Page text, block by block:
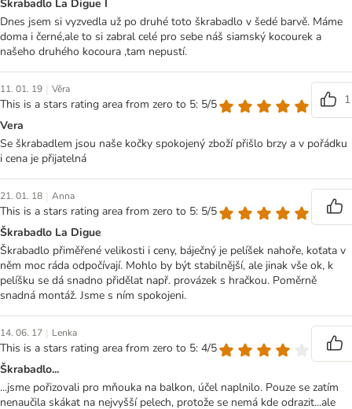
Škrabadlo La Digue I
Dnes jsem si vyzvedla už po druhé toto škrabadlo v šedé barvě. Máme
doma i černé,ale to si zabral celé pro sebe náš siamský kocourek a
našeho druhého kocoura ,tam nepustí.
11. 01. 19 | Věra
This is a stars rating area from zero to 5: 5/5
1
Vera
Se škrabadlem jsou naše kočky spokojený zboží přišlo brzy a v pořádku
i cena je přijatelná
21. 01. 18 | Anna
This is a stars rating area from zero to 5: 5/5
Škrabadlo La Digue
Škrabadlo přiměřené velikosti i ceny, báječný je pelíšek nahoře, koťata v
něm moc ráda odpočívají. Mohlo by být stabilnější, ale jinak vše ok, k
pelíšku se dá snadno přidělat např. provázek s hračkou. Poměrně
snadná montáž. Jsme s ním spokojeni.
14. 06. 17 | Lenka
This is a stars rating area from zero to 5: 4/5
Škrabadlo...
...jsme pořizovali pro mňouka na balkon, účel naplnilo. Pouze se zatím
nenaučila skákat na nejvyšší pelech, protože se nemá kde odrazit...ale